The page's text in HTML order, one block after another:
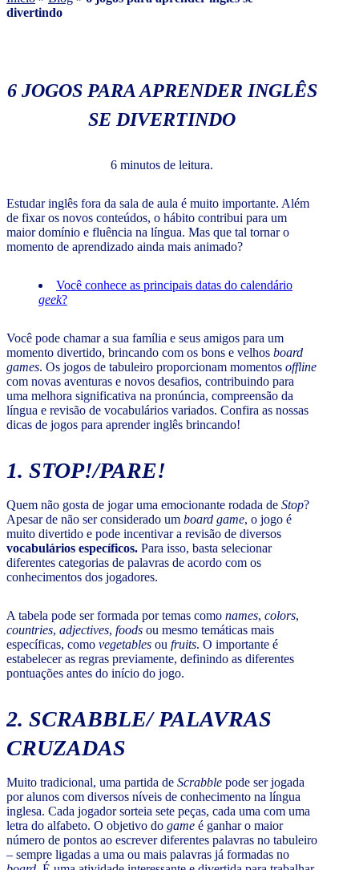
divertindo
6 JOGOS PARA APRENDER INGLÊS
SE DIVERTINDO
6 minutos de leitura.
Estudar inglês fora da sala de aula é muito importante. Além
de fixar os novos conteúdos, o hábito contribui para um
maior domínio e fluência na língua. Mas que tal tornar o
momento de aprendizado ainda mais animado?
Você conhece as principais datas do calendário
geek?
Você pode chamar a sua família e seus amigos para um
momento divertido, brincando com os bons e velhos board
games. Os jogos de tabuleiro proporcionam momentos offline
com novas aventuras e novos desafios, contribuindo para
uma melhora significativa na pronúncia, compreensão da
língua e revisão de vocabulários variados. Confira as nossas
dicas de jogos para aprender inglês brincando!
1. STOP!/PARE!
Quem não gosta de jogar uma emocionante rodada de Stop?
Apesar de não ser considerado um board game, o jogo é
muito divertido e pode incentivar a revisão de diversos
vocabulários específicos. Para isso, basta selecionar
diferentes categorias de palavras de acordo com os
conhecimentos dos jogadores.
A tabela pode ser formada por temas como names, colors,
countries, adjectives, foods ou mesmo temáticas mais
específicas, como vegetables ou fruits. O importante é
estabelecer as regras previamente, definindo as diferentes
pontuações antes do início do jogo.
2. SCRABBLE/ PALAVRAS
CRUZADAS
Muito tradicional, uma partida de Scrabble pode ser jogada
por alunos com diversos níveis de conhecimento na língua
inglesa. Cada jogador sorteia sete peças, cada uma com uma
letra do alfabeto. O objetivo do game é ganhar o maior
número de pontos ao escrever diferentes palavras no tabuleiro
– sempre ligadas a uma ou mais palavras já formadas no